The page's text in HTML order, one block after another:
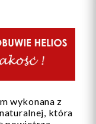
wykonana z
która